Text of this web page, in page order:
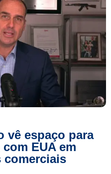
vê espaço para
EUA em
comerciais